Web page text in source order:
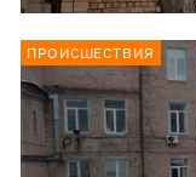
ПРОИСШЕСТВИЯ